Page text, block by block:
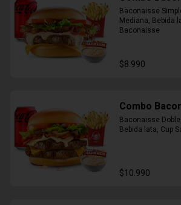
Baconaisse
Mediana, Bebida
Baconaisse
$8.990
Combo
Baconaisse
Bebida lata, Cup
$10.990